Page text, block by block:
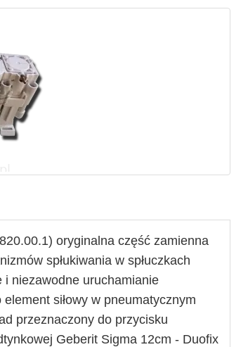
oryginalna część zamienna
spłukiwania w spłuczkach
i niezawodne uruchamianie
siłowy w pneumatycznym
przeznaczony do przycisku
Geberit Sigma 12cm - Duofix